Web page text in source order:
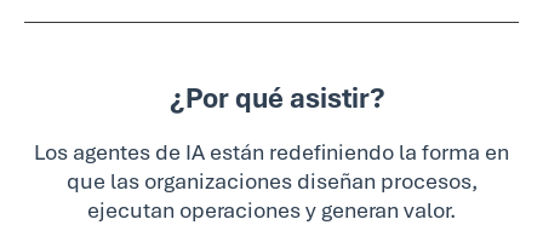
¿Por qué asistir?
Los agentes de IA están redefiniendo la forma en
que las organizaciones diseñan procesos,
ejecutan operaciones y generan valor.